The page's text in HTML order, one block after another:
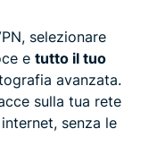
selezionare
e tutto il tuo
avanzata.
sulla tua rete
senza le